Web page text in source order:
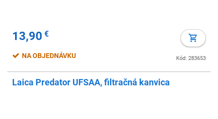
13,90 €
Kód: 283653
NA OBJEDNÁVKU
Laica Predator UFSAA, filtračná kanvica